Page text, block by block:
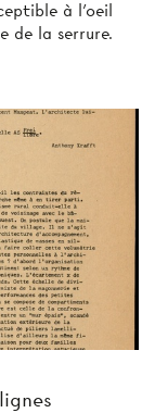
à l'oeil
de la serrure.